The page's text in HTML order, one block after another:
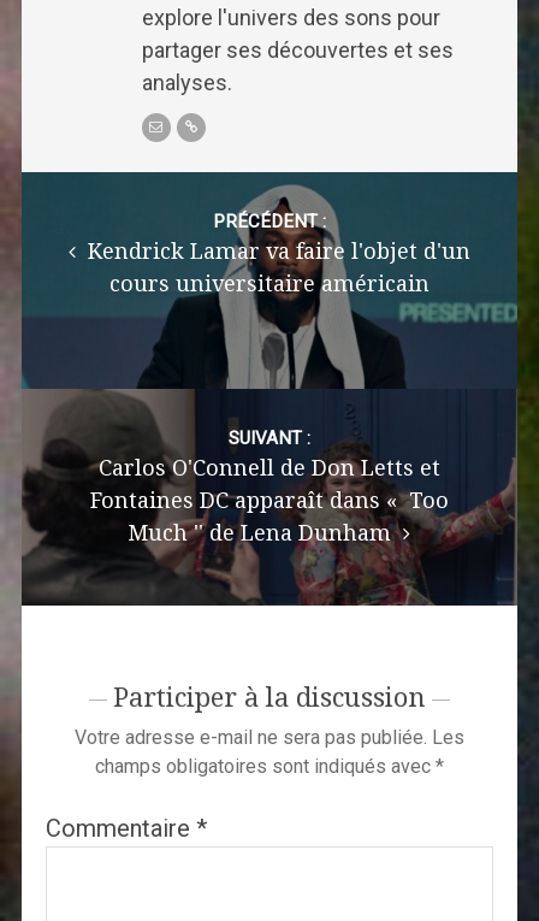
explore l'univers des sons pour
partager ses découvertes et ses
analyses.
PRÉCÉDENT :
Kendrick Lamar va faire l'objet d'un
cours universitaire américain
SUIVANT :
Carlos O'Connell de Don Letts et
Fontaines DC apparaît dans « Too
Much '' de Lena Dunham
Participer à la discussion
Votre adresse e-mail ne sera pas publiée. Les
champs obligatoires sont indiqués avec *
Commentaire *